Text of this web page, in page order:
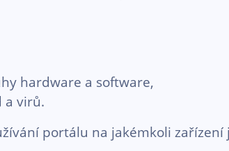
hardware a software,
a virů.
portálu na jakémkoli